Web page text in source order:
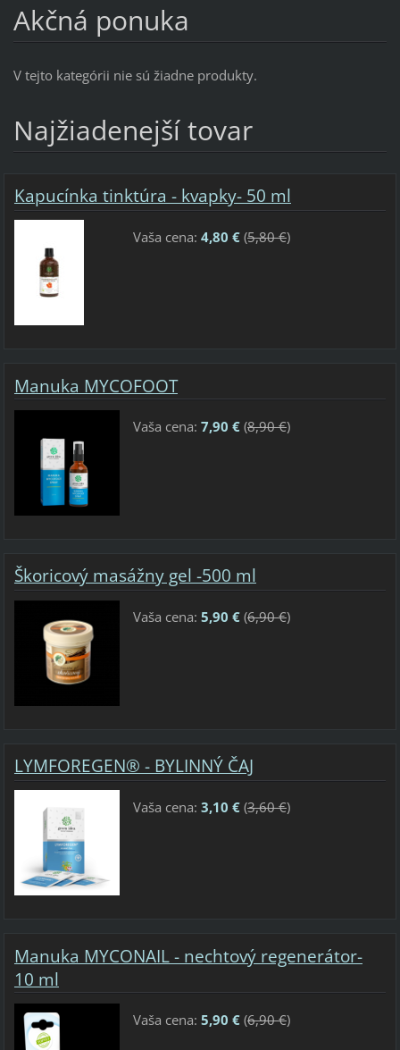
Akčná ponuka
V tejto kategórii nie sú žiadne produkty.
Najžiadenejší tovar
Kapucínka tinktúra - kvapky- 50 ml
Vaša cena: 4,80 €(5,80 €)
Manuka MYCOFOOT
Vaša cena: 7,90 €(8,90 €)
Škoricový masážny gel -500 ml
Vaša cena: 5,90 €(6,90 €)
LYMFOREGEN® - BYLINNÝ ČAJ
Vaša cena: 3,10 €(3,60 €)
Manuka MYCONAIL - nechtový regenerátor-
10 ml
Vaša cena: 5,90 €(6,90 €)